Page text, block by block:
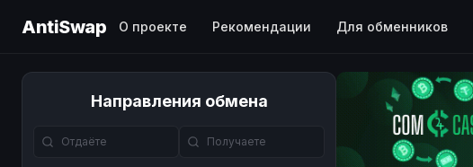
AntiSwap О проекте Рекомендации Для обменников
Направления обмена